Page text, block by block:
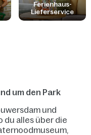
Ferienhaus-
Lieferservice
um den Park
und
du alles über die